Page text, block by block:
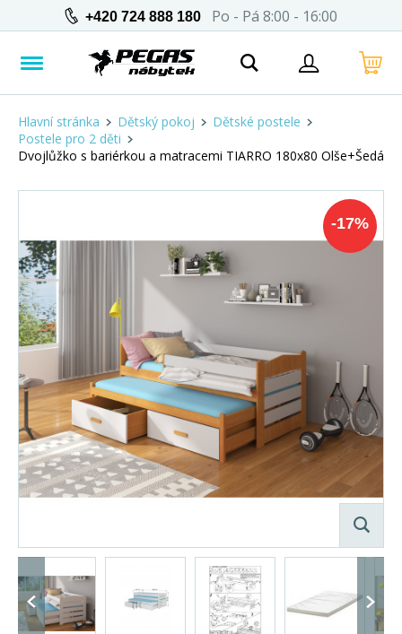
+420 724 888 180 Po - Pá 8:00 - 16:00
Hlavní stránka Dětský pokoj
Dětské postele
Postele pro 2 děti
Dvojlůžko s bariérkou a matracemi TIARRO 180x80 Olše+Šedá
-17%